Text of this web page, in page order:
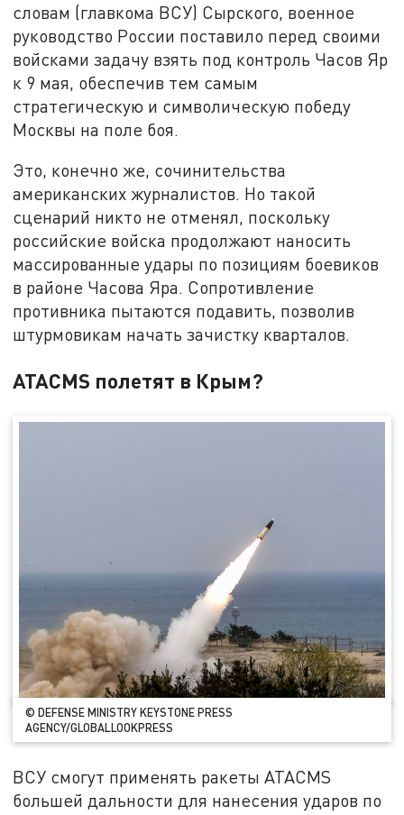
словам (главкома ВСУ) Сырского, военное
руководство России поставило перед своими
войсками задачу взять под контроль Часов Яр
к 9 мая, обеспечив тем самым
стратегическую и символическую победу
Москвы на поле боя.
Это, конечно же, сочинительства
американских журналистов. Но такой
сценарий никто не отменял, поскольку
российские войска продолжают наносить
массированные удары по позициям боевиков
в районе Часова Яра. Сопротивление
противника пытаются подавить, позволив
штурмовикам начать зачистку кварталов.
ATACMS полетят в Крым?
© DEFENSE MINISTRY KEYSTONE PRESS
AGENCY/GLOBALLOOKPRESS
ВСУ смогут применять ракеты ATACMS
большей дальности для нанесения ударов по